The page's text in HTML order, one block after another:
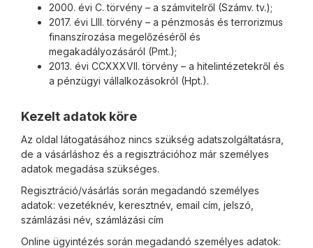
2000. évi C. törvény – a számvitelről (Számv. tv.);
2017. évi LIII. törvény – a pénzmosás és terrorizmus
finanszírozása megelőzéséről és
megakadályozásáról (Pmt.);
2013. évi CCXXXVII. törvény – a hitelintézetekről és
a pénzügyi vállalkozásokról (Hpt.).
Kezelt adatok köre
Az oldal látogatásához nincs szükség adatszolgáltatásra,
de a vásárláshoz és a regisztrációhoz már személyes
adatok megadása szükséges.
Regisztráció/vásárlás során megadandó személyes
adatok: vezetéknév, keresztnév, email cím, jelszó,
számlázási név, számlázási cím
Online ügyintézés során megadandó személyes adatok: